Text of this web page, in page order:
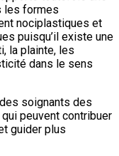
les formes
nociplastiques et
puisqu’il existe une
la plainte, les
dans le sens
soignants des
peuvent contribuer
guider plus